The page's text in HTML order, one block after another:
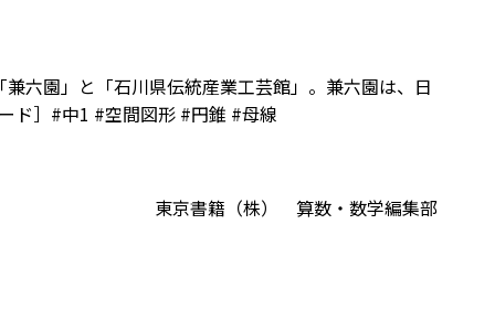
六園」と「石川県伝統産業工芸館」。兼六園は、日
ド］#中1 #空間図形 #円錐 #母線
東京書籍（株） 算数・数学編集部